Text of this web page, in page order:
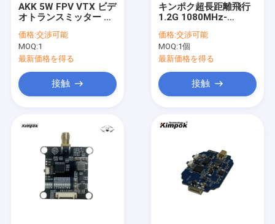
AKK 5W FPV VTX ビデ
オトランスミッター モ
ドローン用アクセサリ
ーのアナログ
価格:交渉可能
MOQ:1
最新価格を得る
接触
キンポク超長距離飛行
1.2G 1080MHz-
ドローンアクセサリー
ビデオトランスミッタ
FPV VTX 8CH 画像伝
送 深?? メイド
価格:交渉可能
MOQ:1個
最新価格を得る
接触